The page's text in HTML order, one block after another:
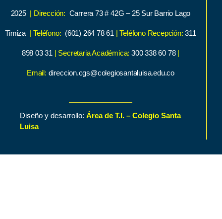
2025 | Dirección: Carrera 73 # 42G – 25 Sur Barrio Lago
Timiza | Teléfono: (601) 264 78 61 | Teléfono Recepción: 311
898 03 31 | Secretaria Académica:300 338 60 78 |
Email: direccion.cgs@colegiosantaluisa.edu.co
Diseño y desarrollo: Área de T.I. – Colegio Santa
Luisa